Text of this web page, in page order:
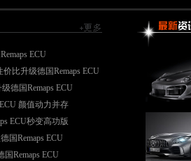
ECU
比升级德国Remaps ECU
德国Remaps ECU
颜值动力并存
ECU秒变高功版
国Remaps ECU
Remaps ECU